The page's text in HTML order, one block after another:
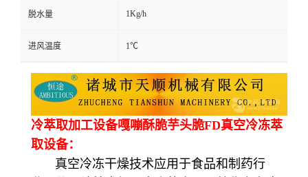
脱水量 1Kg/h
进风温度 1℃
冷萃取加工设备嘎嘣酥脆芋头脆FD真空冷冻萃
取设备：
真空冷冻干燥技术应用于食品和制药行